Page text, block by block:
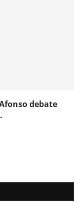
debate